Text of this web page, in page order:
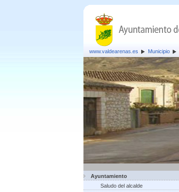
www.valdearenas.es Municipio
Ayuntamiento
Saludo del alcalde